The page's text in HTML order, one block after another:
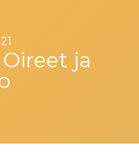
ja